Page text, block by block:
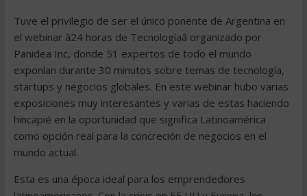
Tuve el privilegio de ser el único ponente de Argentina en
el webinar â24 horas de Tecnologíaâ organizado por
Panidea Inc, donde 51 expertos de todo el mundo
exponían durante 30 minutos sobre temas de tecnología,
startups y negocios globales. En este webinar hubo varias
exposiciones muy interesantes y varias de estas haciendo
hincapié en la oportunidad que significa Latinoamérica
como opción real para la concreción de negocios en el
mundo actual.
Esta es una época ideal para los emprendedores